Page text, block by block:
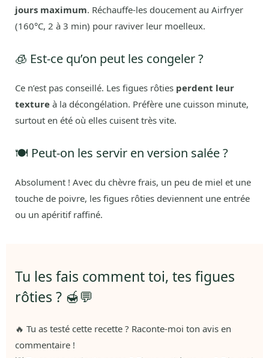
jours maximum. Réchauffe-les doucement au Airfryer
(160°C, 2 à 3 min) pour raviver leur moelleux.
🧊 Est-ce qu’on peut les congeler ?
Ce n’est pas conseillé. Les figues rôties perdent leur
texture à la décongélation. Préfère une cuisson minute,
surtout en été où elles cuisent très vite.
🍽️ Peut-on les servir en version salée ?
Absolument ! Avec du chèvre frais, un peu de miel et une
touche de poivre, les figues rôties deviennent une entrée
ou un apéritif raffiné.
Tu les fais comment toi, tes figues
rôties ? 🍯💬
🔥 Tu as testé cette recette ? Raconte-moi ton avis en
commentaire !